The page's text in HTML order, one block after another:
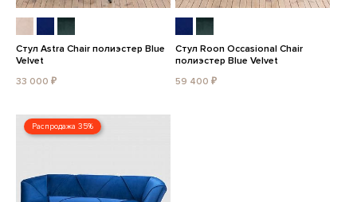
Стул Astra Chair полиэстер Blue
Velvet
33 000 ₽
Стул Roon Occasional Chair
полиэстер Blue Velvet
59 400 ₽
Распродажа 35%